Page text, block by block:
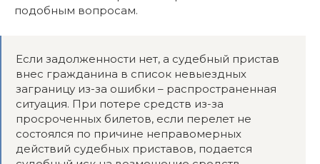
подобным вопросам.
Если задолженности нет, а судебный пристав
внес гражданина в список невыездных
заграницу из-за ошибки – распространенная
ситуация. При потере средств из-за
просроченных билетов, если перелет не
состоялся по причине неправомерных
действий судебных приставов, подается